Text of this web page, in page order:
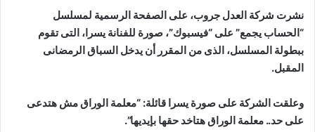
نشرت شركة العدل جروب، على الصفحة الرسمية لمسلسل
“الحساب يجمع” على “فيسبوك”، صورة للفنانة يسرا، التى تقوم
ببطولة المسلسل، الذى من المقرر أن يدخل السباق الرمضانى
المقبل.
وعلقت الشركة على صورة يسرا قائلة: “معلمة الوراق مش هتدعى
على حد.. معلمة الوراق هتاخد حقها بإيديها”.